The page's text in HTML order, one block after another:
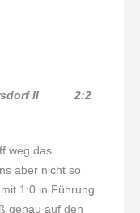
II 2:2
weg das
aber nicht so
1:0 in Führung.
genau auf den